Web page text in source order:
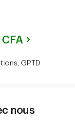
CFA
GPTD
nous